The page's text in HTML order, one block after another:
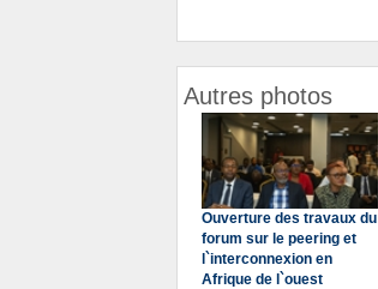
Autres photos
Ouverture des travaux du
forum sur le peering et
l`interconnexion en
Afrique de l`ouest